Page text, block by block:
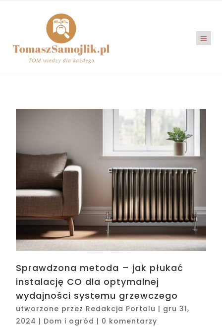
Sprawdzona metoda – jak płukać
instalację CO dla optymalnej
wydajności systemu grzewczego
utworzone przez Redakcja Portalu | gru 31,
2024 | Dom i ogród | 0 komentarzy